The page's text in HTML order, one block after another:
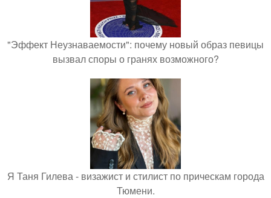
"Эффект Неузнаваемости": почему новый образ певицы
вызвал споры о гранях возможного?
Я Таня Гилева - визажист и стилист по прическам города
Тюмени.